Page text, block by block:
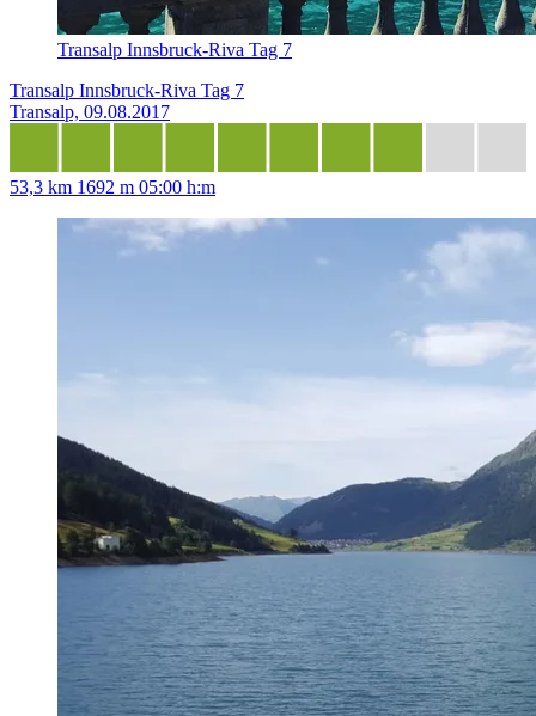
Transalp Innsbruck-Riva Tag 7
Transalp Innsbruck-Riva Tag 7
Transalp, 09.08.2017
53,3 km 1692 m 05:00 h:m